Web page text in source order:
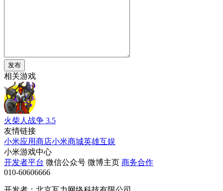
发布
相关游戏
火柴人战争 3.5
友情链接
小米应用商店小米商城英雄互娱
小米游戏中心
开发者平台 微信公众号 微博主页 商务合作
010-60606666